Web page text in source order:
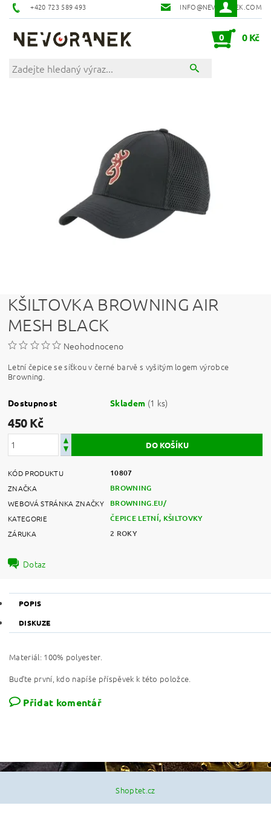
+420 723 589 493 INFO@NEVORANEK.COM
0 0 Kč
KŠILTOVKA BROWNING AIR
MESH BLACK
Neohodnoceno
Letní čepice se síťkou v černé barvě s vyšitým logem výrobce
Browning.
Dostupnost Skladem (1 ks)
450 Kč
KÓD PRODUKTU 10807
ZNAČKA BROWNING
WEBOVÁ STRÁNKA ZNAČKY BROWNING.EU/
KATEGORIE ČEPICE LETNÍ, KŠILTOVKY
ZÁRUKA 2 ROKY
Dotaz
POPIS
DISKUZE
Materiál: 100% polyester.
Buďte první, kdo napíše příspěvek k této položce.
Přidat komentář
Shoptet.cz